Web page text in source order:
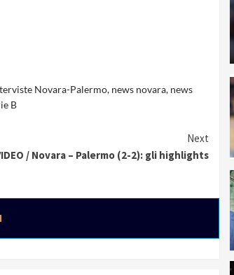
Novara-Palermo, news novara, news
B
Next
/ Novara – Palermo (2-2): gli highlights